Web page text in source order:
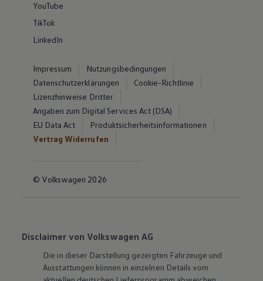
YouTube
TikTok
LinkedIn
Impressum
Nutzungsbedingungen
Datenschutzerklärungen
Cookie-Richtlinie
Lizenzhinweise Dritter
Angaben zum Digital Services Act (DSA)
EU Data Act
Produktsicherheitsinformationen
Vertrag Widerrufen
© Volkswagen 2026
Disclaimer von Volkswagen AG
Die in dieser Darstellung gezeigten Fahrzeuge und
Ausstattungen können in einzelnen Details vom